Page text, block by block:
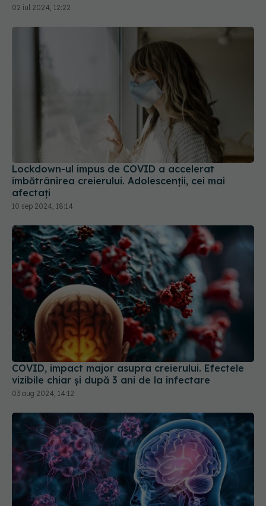
Lockdown-ul impus de COVID a accelerat
îmbătrânirea creierului. Adolescenții, cei mai
COVID, impact major asupra creierului. Efectele
vizibile chiar și după 3 ani de la infectare
03 aug 2024, 14:12